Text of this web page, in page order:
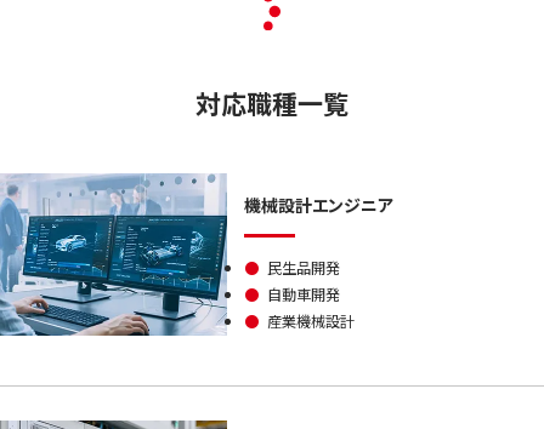
対応職種一覧
機械設計エンジニア
● 民生品開発
● 自動車開発
● 産業機械設計